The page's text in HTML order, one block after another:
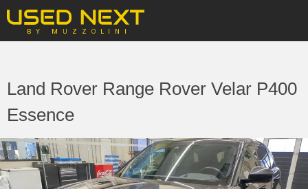
Land Rover Range Rover Velar P400
Essence